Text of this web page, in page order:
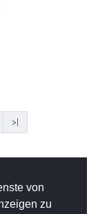
von
zu
>|